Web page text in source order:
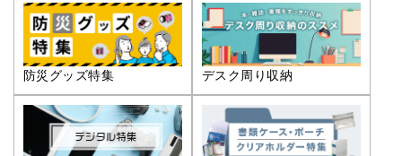
防災グッズ特集 デスク周り収納